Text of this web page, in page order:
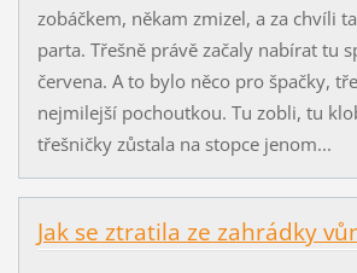
zobáčkem, někam zmizel, a za chvíli
parta. Třešně právě začaly nabírat tu
červena. A to bylo něco pro špačky,
nejmilejší pochoutkou. Tu zobli, tu
třešničky zůstala na stopce jenom...
Jak se ztratila ze zahrádky